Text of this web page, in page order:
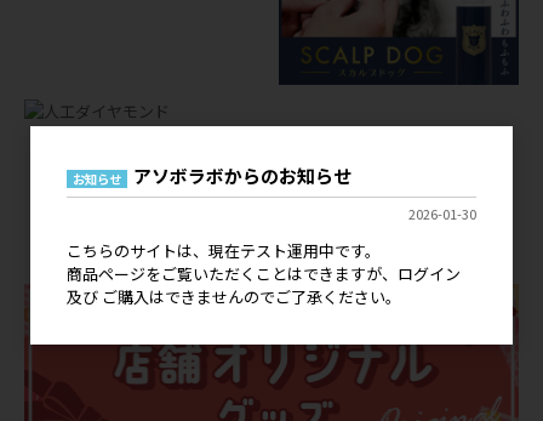
店舗オリジナルグッズ
お知らせ アソボラボからのお知らせ
2026-01-30
こちらのサイトは、現在テスト運用中です。
商品ページをご覧いただくことはできますが、ログイン
及び ご購入はできませんのでご了承ください。